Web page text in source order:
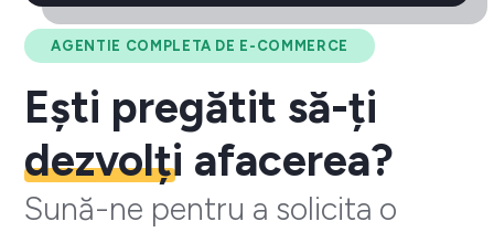
AGENTIE COMPLETA DE E-COMMERCE
Ești pregătit să-ți
dezvolți afacerea?
Sună-ne pentru a solicita o